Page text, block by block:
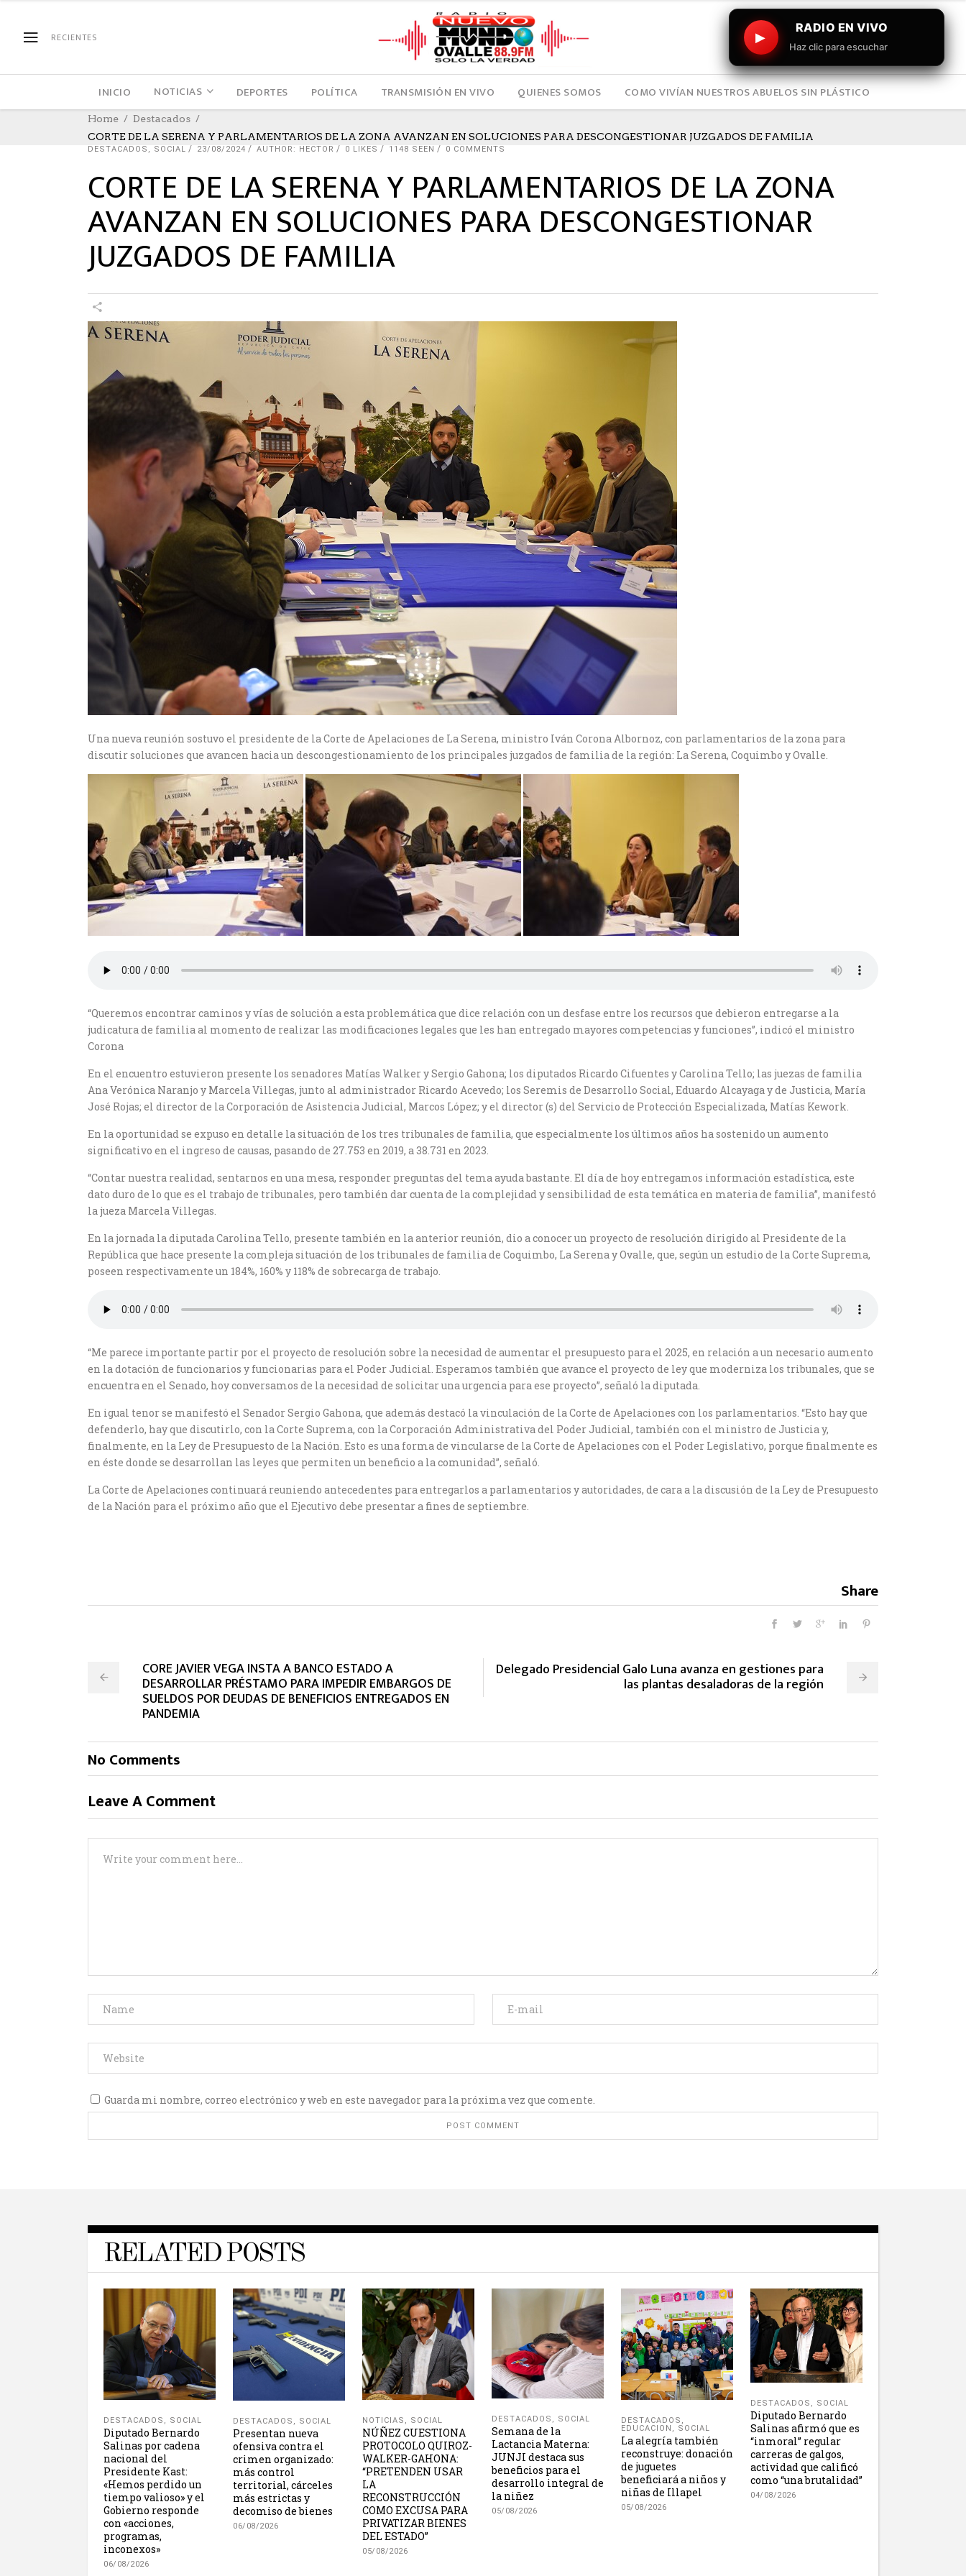
RECIENTES ▶
RADIO EN VIVO
Haz clic para escuchar
INICIO NOTICIAS DEPORTES POLÍTICA TRANSMISIÓN EN VIVO QUIENES SOMOS COMO VIVÍAN NUESTROS ABUELOS SIN PLÁSTICO
Home
Destacados
CORTE DE LA SERENA Y PARLAMENTARIOS DE LA ZONA AVANZAN EN SOLUCIONES PARA DESCONGESTIONAR JUZGADOS DE FAMILIA
DESTACADOS , SOCIAL 23/08/2024 AUTHOR: HECTOR 0 LIKES 1148 SEEN 0 COMMENTS
CORTE DE LA SERENA Y PARLAMENTARIOS DE LA ZONA
AVANZAN EN SOLUCIONES PARA DESCONGESTIONAR
JUZGADOS DE FAMILIA
Una nueva reunión sostuvo el presidente de la Corte de Apelaciones de La Serena, ministro Iván Corona Albornoz, con parlamentarios de la zona para
discutir soluciones que avancen hacia un descongestionamiento de los principales juzgados de familia de la región: La Serena, Coquimbo y Ovalle.
“Queremos encontrar caminos y vías de solución a esta problemática que dice relación con un desfase entre los recursos que debieron entregarse a la
judicatura de familia al momento de realizar las modificaciones legales que les han entregado mayores competencias y funciones”, indicó el ministro
Corona
En el encuentro estuvieron presente los senadores Matías Walker y Sergio Gahona; los diputados Ricardo Cifuentes y Carolina Tello; las juezas de familia
Ana Verónica Naranjo y Marcela Villegas, junto al administrador Ricardo Acevedo; los Seremis de Desarrollo Social, Eduardo Alcayaga y de Justicia, María
José Rojas; el director de la Corporación de Asistencia Judicial, Marcos López; y el director (s) del Servicio de Protección Especializada, Matías Kework.
En la oportunidad se expuso en detalle la situación de los tres tribunales de familia, que especialmente los últimos años ha sostenido un aumento
significativo en el ingreso de causas, pasando de 27.753 en 2019, a 38.731 en 2023.
“Contar nuestra realidad, sentarnos en una mesa, responder preguntas del tema ayuda bastante. El día de hoy entregamos información estadística, este
dato duro de lo que es el trabajo de tribunales, pero también dar cuenta de la complejidad y sensibilidad de esta temática en materia de familia”, manifestó
la jueza Marcela Villegas.
En la jornada la diputada Carolina Tello, presente también en la anterior reunión, dio a conocer un proyecto de resolución dirigido al Presidente de la
República que hace presente la compleja situación de los tribunales de familia de Coquimbo, La Serena y Ovalle, que, según un estudio de la Corte Suprema,
poseen respectivamente un 184%, 160% y 118% de sobrecarga de trabajo.
“Me parece importante partir por el proyecto de resolución sobre la necesidad de aumentar el presupuesto para el 2025, en relación a un necesario aumento
en la dotación de funcionarios y funcionarias para el Poder Judicial. Esperamos también que avance el proyecto de ley que moderniza los tribunales, que se
encuentra en el Senado, hoy conversamos de la necesidad de solicitar una urgencia para ese proyecto”, señaló la diputada.
En igual tenor se manifestó el Senador Sergio Gahona, que además destacó la vinculación de la Corte de Apelaciones con los parlamentarios. “Esto hay que
defenderlo, hay que discutirlo, con la Corte Suprema, con la Corporación Administrativa del Poder Judicial, también con el ministro de Justicia y,
finalmente, en la Ley de Presupuesto de la Nación. Esto es una forma de vincularse de la Corte de Apelaciones con el Poder Legislativo, porque finalmente es
en éste donde se desarrollan las leyes que permiten un beneficio a la comunidad”, señaló.
La Corte de Apelaciones continuará reuniendo antecedentes para entregarlos a parlamentarios y autoridades, de cara a la discusión de la Ley de Presupuesto
de la Nación para el próximo año que el Ejecutivo debe presentar a fines de septiembre.
Share
CORE JAVIER VEGA INSTA A BANCO ESTADO A
DESARROLLAR PRÉSTAMO PARA IMPEDIR EMBARGOS DE
SUELDOS POR DEUDAS DE BENEFICIOS ENTREGADOS EN
PANDEMIA
Delegado Presidencial Galo Luna avanza en gestiones para
las plantas desaladoras de la región
No Comments
Leave A Comment
Guarda mi nombre, correo electrónico y web en este navegador para la próxima vez que comente.
RELATED POSTS
DESTACADOS , SOCIAL
Diputado Bernardo
Salinas por cadena
nacional del
Presidente Kast:
«Hemos perdido un
tiempo valioso» y el
Gobierno responde
con «acciones,
programas,
inconexos»
06/08/2026
DESTACADOS , SOCIAL
Presentan nueva
ofensiva contra el
crimen organizado:
más control
territorial, cárceles
más estrictas y
decomiso de bienes
06/08/2026
NOTICIAS , SOCIAL
NÚÑEZ CUESTIONA
PROTOCOLO QUIROZ-
WALKER-GAHONA:
“PRETENDEN USAR
LA
RECONSTRUCCIÓN
COMO EXCUSA PARA
PRIVATIZAR BIENES
DEL ESTADO”
05/08/2026
DESTACADOS , SOCIAL
Semana de la
Lactancia Materna:
JUNJI destaca sus
beneficios para el
desarrollo integral de
la niñez
05/08/2026
DESTACADOS ,
EDUCACION , SOCIAL
La alegría también
reconstruye: donación
de juguetes
beneficiará a niños y
niñas de Illapel
05/08/2026
DESTACADOS , SOCIAL
Diputado Bernardo
Salinas afirmó que es
“inmoral” regular
carreras de galgos,
actividad que calificó
como “una brutalidad”
04/08/2026